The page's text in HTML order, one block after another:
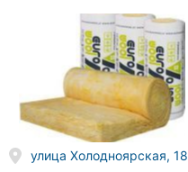
улица Холодноярская,